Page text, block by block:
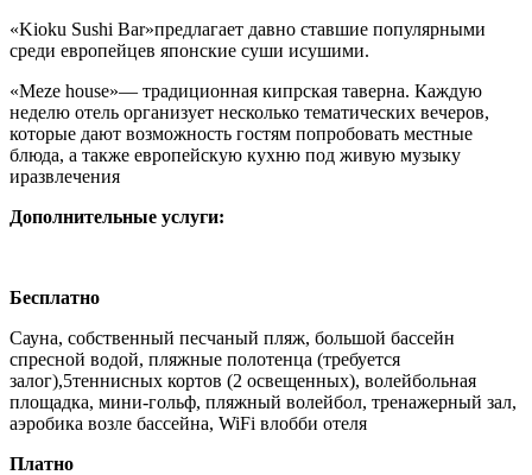
«Kioku Sushi Bar»предлагает давно ставшие популярными
среди европейцев японские суши исушими.
«Meze house»— традиционная кипрская таверна. Каждую
неделю отель организует несколько тематических вечеров,
которые дают возможность гостям попробовать местные
блюда, а также европейскую кухню под живую музыку
иразвлечения
Дополнительные услуги:
Бесплатно
Сауна, собственный песчаный пляж, большой бассейн
спресной водой, пляжные полотенца (требуется
залог),5теннисных кортов (2 освещенных), волейбольная
площадка, мини-гольф, пляжный волейбол, тренажерный зал,
аэробика возле бассейна, WiFi влобби отеля
Платно